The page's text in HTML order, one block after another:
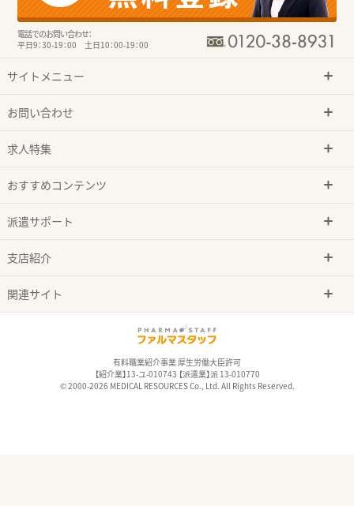
電話でのお問い合わせ：
平日9：30-19：00 土日10：00-19：00
サイトメニュー
お問い合わせ
求人特集
おすすめコンテンツ
派遣サポート
支店紹介
関連サイト
有料職業紹介事業 厚生労働大臣許可
【紹介業】13-ユ-010743 【派遣業】派 13-010770
© 2000-2026 MEDICAL RESOURCES Co., Ltd. All Rights Reserved.